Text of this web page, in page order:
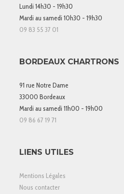
Lundi 14h30 - 19h30
Mardi au samedi 10h30 - 19h30
09 83 55 37 01
BORDEAUX CHARTRONS
91 rue Notre Dame
33000 Bordeaux
Mardi au samedi 11h00 - 19h00
09 86 67 19 71
LIENS UTILES
Mentions Légales
Nous contacter